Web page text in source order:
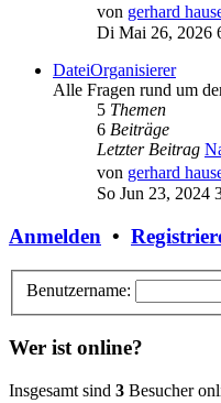
von gerhard
Di Mai 26, 2026
DateiOrganisierer
Alle Fragen rund um
5 Themen
6 Beiträge
Letzter Beitrag
von gerhard
So Jun 23, 2024
Anmelden •
Benutzername:
Wer ist online?
Insgesamt sind 3 Besucher